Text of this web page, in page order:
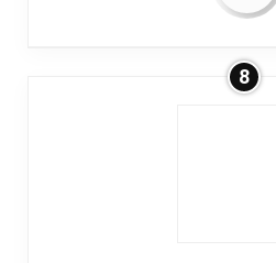
8